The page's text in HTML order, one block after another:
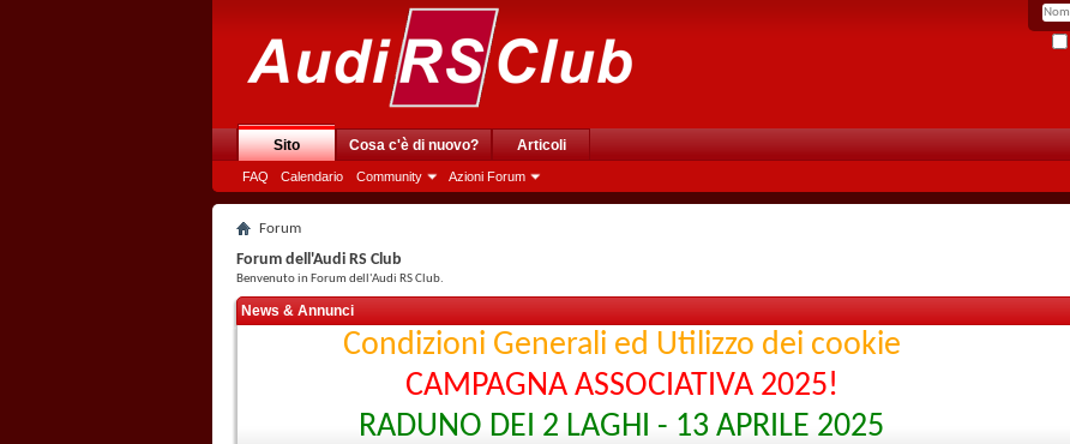
Sito
FAQ Calendario Community Azioni Forum
Cosa c'è di nuovo? Articoli
Forum
Forum dell'Audi RS Club
Benvenuto in Forum dell'Audi RS Club.
News & Annunci
Condizioni Generali ed Utilizzo dei cookie
CAMPAGNA ASSOCIATIVA 2025!
RADUNO DEI 2 LAGHI - 13 APRILE 2025